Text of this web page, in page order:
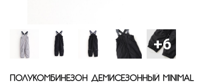
ПОЛУКОМБИНЕЗОН ДЕМИСЕЗОННЫЙ MINIMAL